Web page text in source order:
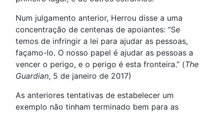
Num julgamento anterior, Herrou disse a uma
concentração de centenas de apoiantes: “Se
temos de infringir a lei para ajudar as pessoas,
façamo-lo. O nosso papel é ajudar as pessoas a
vencer o perigo, e o perigo é esta fronteira.” (The
Guardian, 5 de janeiro de 2017)
As anteriores tentativas de estabelecer um
exemplo não tinham terminado bem para as